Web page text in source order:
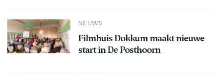
NIEUWS
Filmhuis Dokkum maakt nieuwe
start in De Posthoorn